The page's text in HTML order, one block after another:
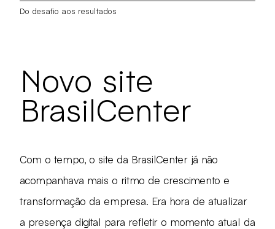
Do desafio aos resultados
Novo site
BrasilCenter
Com o tempo, o site da BrasilCenter já não
acompanhava mais o ritmo de crescimento e
transformação da empresa. Era hora de atualizar
a presença digital para refletir o momento atual da